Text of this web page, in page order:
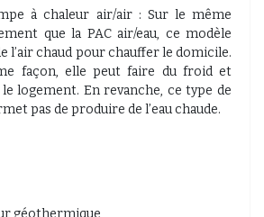
à chaleur air/air : Sur le même
que la PAC air/eau, ce modèle
l’air chaud pour chauffer le domicile.
façon, elle peut faire du froid et
logement. En revanche, ce type de
pas de produire de l’eau chaude.